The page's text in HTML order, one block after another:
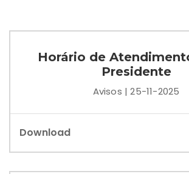
Horário de
Presidente
Avisos | 25-11-2025
Download